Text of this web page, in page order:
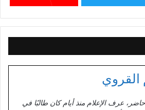
القروي
عرف الإعلام منذ أيام كان طالبًا في